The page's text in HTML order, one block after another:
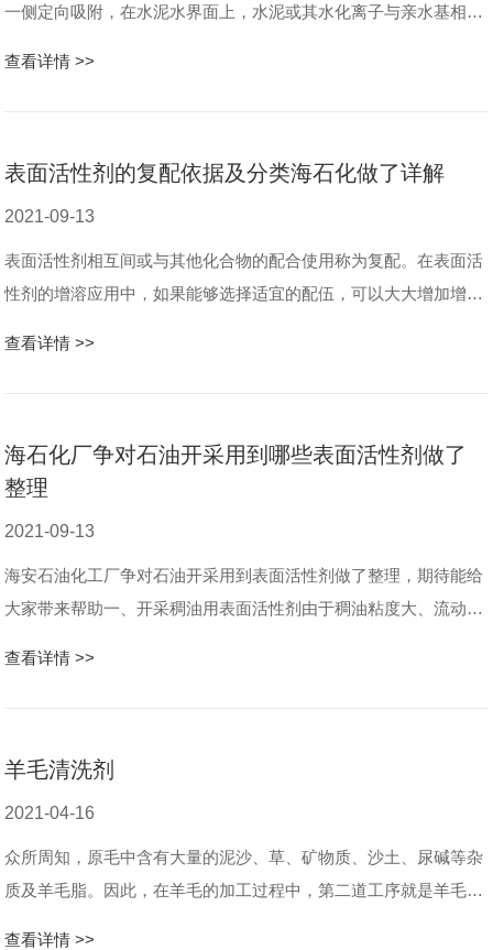
一侧定向吸附，在水泥水界面上，水泥或其水化离子与亲水基相吸
查看详情 >>
表面活性剂的复配依据及分类海石化做了详解
2021-09-13
表面活性剂相互间或与其他化合物的配合使用称为复配。在表面活
性剂的增溶应用中，如果能够选择适宜的配伍，可以大大增加增溶
查看详情 >>
海石化厂争对石油开采用到哪些表面活性剂做了
整理
2021-09-13
海安石油化工厂争对石油开采用到表面活性剂做了整理，期待能给
大家带来帮助一、开采稠油用表面活性剂由于稠油粘度大、流动性
查看详情 >>
羊毛清洗剂
2021-04-16
众所周知，原毛中含有大量的泥沙、草、矿物质、沙土、尿碱等杂
质及羊毛脂。因此，在羊毛的加工过程中，第二道工序就是羊毛的
查看详情 >>